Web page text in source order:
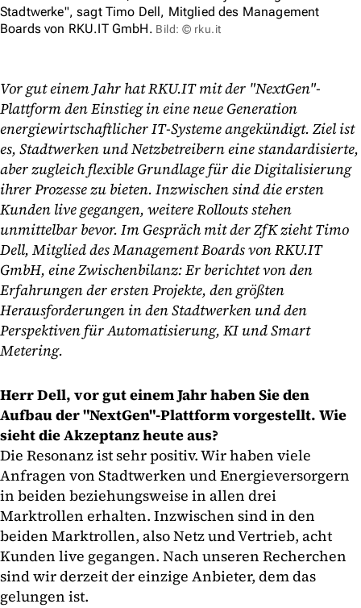
Stadtwerke", sagt Timo Dell, Mitglied des Management
Boards von RKU.IT GmbH. Bild: © rku.it
Vor gut einem Jahr hat RKU.IT mit der "NextGen"-
Plattform den Einstieg in eine neue Generation
energiewirtschaftlicher IT-Systeme angekündigt. Ziel ist
es, Stadtwerken und Netzbetreibern eine standardisierte,
aber zugleich flexible Grundlage für die Digitalisierung
ihrer Prozesse zu bieten. Inzwischen sind die ersten
Kunden live gegangen, weitere Rollouts stehen
unmittelbar bevor. Im Gespräch mit der ZfK zieht Timo
Dell, Mitglied des Management Boards von RKU.IT
GmbH, eine Zwischenbilanz: Er berichtet von den
Erfahrungen der ersten Projekte, den größten
Herausforderungen in den Stadtwerken und den
Perspektiven für Automatisierung, KI und Smart
Metering.
Herr Dell, vor gut einem Jahr haben Sie den
Aufbau der "NextGen"-Plattform vorgestellt. Wie
sieht die Akzeptanz heute aus?
Die Resonanz ist sehr positiv. Wir haben viele
Anfragen von Stadtwerken und Energieversorgern
in beiden beziehungsweise in allen drei
Marktrollen erhalten. Inzwischen sind in den
beiden Marktrollen, also Netz und Vertrieb, acht
Kunden live gegangen. Nach unseren Recherchen
sind wir derzeit der einzige Anbieter, dem das
gelungen ist.